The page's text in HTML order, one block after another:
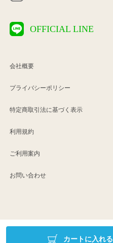
カートに入れる
OFFICIAL LINE
会社概要
プライバシーポリシー
特定商取引法に基づく表示
利用規約
ご利用案内
お問い合わせ